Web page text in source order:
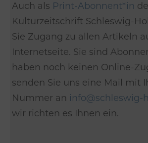
Auch als Print-Abonnent*in
Kulturzeitschrift Schleswig-
Sie Zugang zu allen Artikeln
Internetseite. Sie sind
haben noch keinen Online-
senden Sie uns eine Mail mit
Nummer an info@schleswig-
wir richten es Ihnen ein.